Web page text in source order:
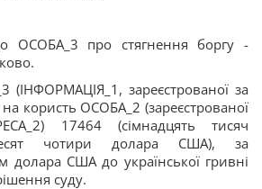
ОСОБА_3 про стягнення боргу -
(ІНФОРМАЦІЯ_1, зареєстрованої за
користь ОСОБА_2 (зареєстрованої
17464 (сімнадцять тисяч
чотири долара США), за
долара США до української гривні
суду.